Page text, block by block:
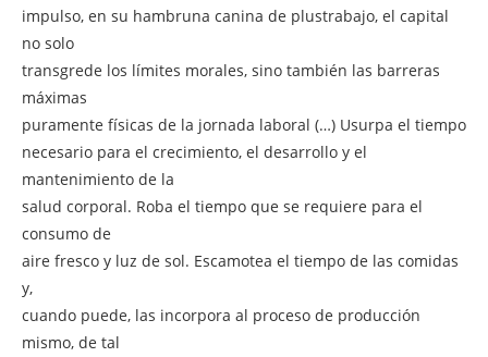
impulso, en su hambruna canina de plustrabajo, el capital
no solo
transgrede los límites morales, sino también las barreras
máximas
puramente físicas de la jornada laboral (…) Usurpa el tiempo
necesario para el crecimiento, el desarrollo y el
mantenimiento de la
salud corporal. Roba el tiempo que se requiere para el
consumo de
aire fresco y luz de sol. Escamotea el tiempo de las comidas
y,
cuando puede, las incorpora al proceso de producción
mismo, de tal